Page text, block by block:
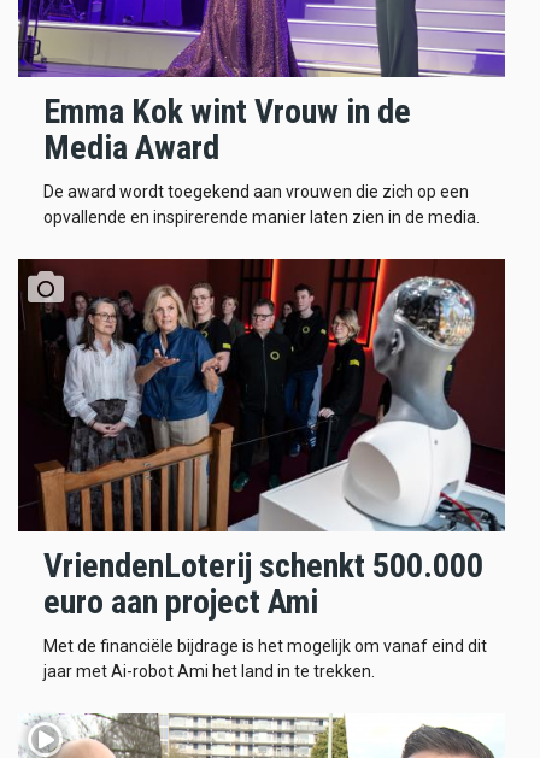
Emma Kok wint Vrouw in de
Media Award
De award wordt toegekend aan vrouwen die zich op een
opvallende en inspirerende manier laten zien in de media.
VriendenLoterij schenkt 500.000
euro aan project Ami
Met de financiële bijdrage is het mogelijk om vanaf eind dit
jaar met Ai-robot Ami het land in te trekken.